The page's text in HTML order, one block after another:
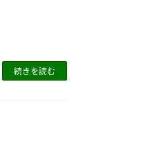
続きを読む